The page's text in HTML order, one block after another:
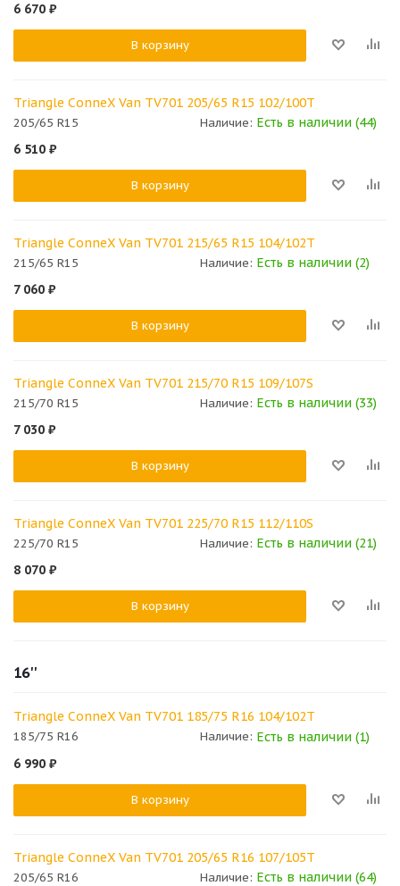
6 670 ₽
В корзину
Triangle ConneX Van TV701 205/65 R15 102/100T
205/65 R15 Наличие: Есть в наличии (44)
6 510 ₽
В корзину
Triangle ConneX Van TV701 215/65 R15 104/102T
215/65 R15 Наличие: Есть в наличии (2)
7 060 ₽
В корзину
Triangle ConneX Van TV701 215/70 R15 109/107S
215/70 R15 Наличие: Есть в наличии (33)
7 030 ₽
В корзину
Triangle ConneX Van TV701 225/70 R15 112/110S
225/70 R15 Наличие: Есть в наличии (21)
8 070 ₽
В корзину
16''
Triangle ConneX Van TV701 185/75 R16 104/102T
185/75 R16 Наличие: Есть в наличии (1)
6 990 ₽
В корзину
Triangle ConneX Van TV701 205/65 R16 107/105T
205/65 R16 Наличие: Есть в наличии (64)